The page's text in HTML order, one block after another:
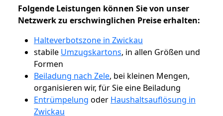
Folgende Leistungen können Sie von unser
Netzwerk zu erschwinglichen Preise erhalten:
Halteverbotszone in Zwickau
stabile Umzugskartons, in allen Größen und
Formen
Beiladung nach Zele, bei kleinen Mengen,
organisieren wir, für Sie eine Beiladung
Entrümpelung oder Haushaltsauflösung in
Zwickau